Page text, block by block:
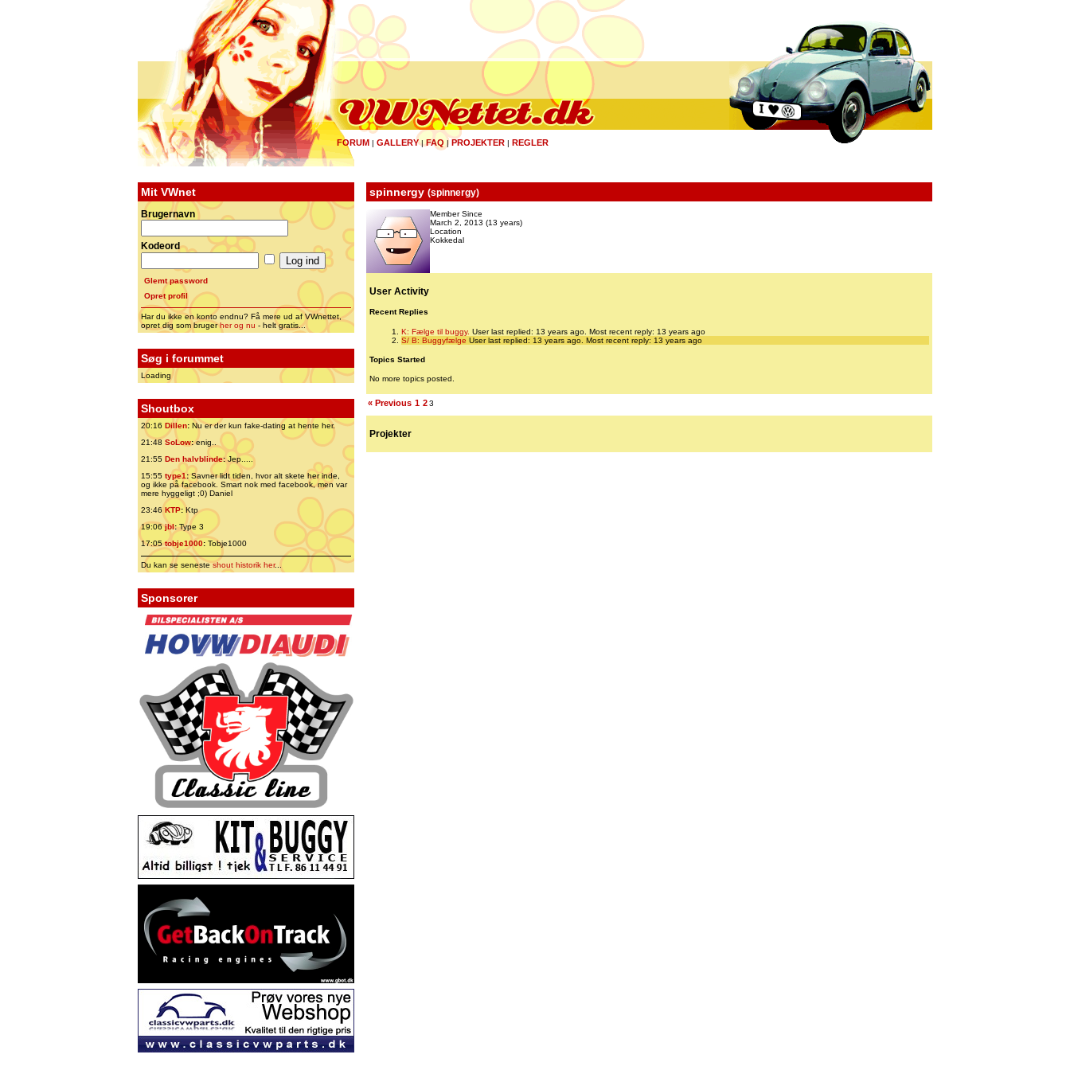
FORUM | GALLERY|FAQ | PROJEKTER | REGLER
Mit VWnet
Brugernavn
Kodeord
Glemt password
Opret profil
Har du ikke en konto endnu? Få mere ud af VWnettet,
opret dig som brugerher og nu - helt gratis...
Søg i forummet
Loading
Shoutbox
20:16 Dillen: Nu er der kun fake-dating at hente her.
21:48 SoLow:enig..
21:55 Den halvblinde:Jep.....
15:55 type1:Savner lidt tiden, hvor alt skete her inde,
og ikke på facebook. Smart nok med facebook, men var
mere hyggeligt ;0) Daniel
23:46 KTP:Ktp
19:06jbl:Type 3
17:05tobje1000: Tobje1000
Du kan se senesteshout historik her...
Sponsorer
spinnergy (spinnergy)
Member Since
March 2, 2013 (13 years)
Location
Kokkedal
User Activity
Recent Replies
K: Fælge til buggy. User last replied: 13 years ago. Most recent reply: 13 years ago
S/ B: Buggyfælge User last replied: 13 years ago. Most recent reply: 13 years ago
Topics Started
No more topics posted.
« Previous 1 23
Projekter